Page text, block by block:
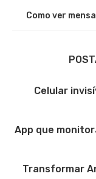
Como ver
Celular
App que
Transformar